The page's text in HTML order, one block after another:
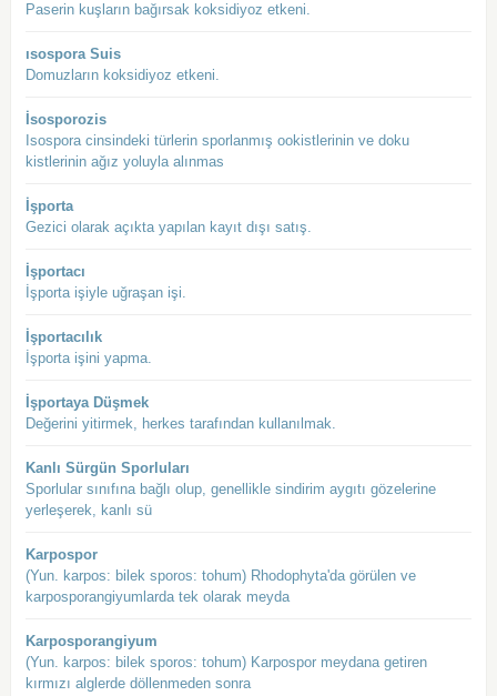
Paserin kuşların bağırsak koksidiyoz etkeni.
ısospora Suis
Domuzların koksidiyoz etkeni.
İsosporozis
Isospora cinsindeki türlerin sporlanmış ookistlerinin ve doku
kistlerinin ağız yoluyla alınmas
İşporta
Gezici olarak açıkta yapılan kayıt dışı satış.
İşportacı
İşporta işiyle uğraşan işi.
İşportacılık
İşporta işini yapma.
İşportaya Düşmek
Değerini yitirmek, herkes tarafından kullanılmak.
Kanlı Sürgün Sporluları
Sporlular sınıfına bağlı olup, genellikle sindirim aygıtı gözelerine
yerleşerek, kanlı sü
Karpospor
(Yun. karpos: bilek sporos: tohum) Rhodophyta'da görülen ve
karposporangiyumlarda tek olarak meyda
Karposporangiyum
(Yun. karpos: bilek sporos: tohum) Karpospor meydana getiren
kırmızı alglerde döllenmeden sonra